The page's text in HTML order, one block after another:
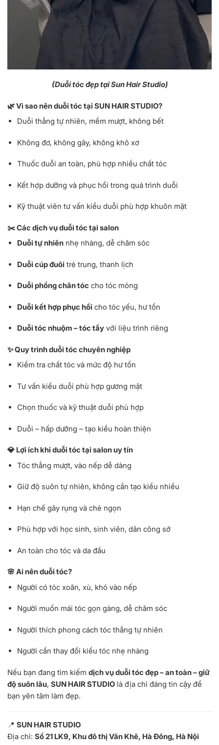
(Duỗi tóc đẹp tại Sun Hair Studio)
🌿 Vì sao nên duỗi tóc tại SUN HAIR STUDIO?
Duỗi thẳng tự nhiên, mềm mượt, không bết
Không đơ, không gãy, không khô xơ
Thuốc duỗi an toàn, phù hợp nhiều chất tóc
Kết hợp dưỡng và phục hồi trong quá trình duỗi
Kỹ thuật viên tư vấn kiểu duỗi phù hợp khuôn mặt
✂️ Các dịch vụ duỗi tóc tại salon
Duỗi tự nhiênnhẹ nhàng, dễ chăm sóc
Duỗi cúp đuôitrẻ trung, thanh lịch
Duỗi phồng chân tóc cho tóc mỏng
Duỗi kết hợp phục hồicho tóc yếu, hư tổn
Duỗi tóc nhuộm – tóc tẩyvới liệu trình riêng
✨ Quy trình duỗi tóc chuyên nghiệp
Kiểm tra chất tóc và mức độ hư tổn
Tư vấn kiểu duỗi phù hợp gương mặt
Chọn thuốc và kỹ thuật duỗi phù hợp
Duỗi – hấp dưỡng – tạo kiểu hoàn thiện
💎 Lợi ích khi duỗi tóc tại salon uy tín
Tóc thẳng mượt, vào nếp dễ dàng
Giữ độ suôn tự nhiên, không cần tạo kiểu nhiều
Hạn chế gãy rụng và chẻ ngọn
Phù hợp với học sinh, sinh viên, dân công sở
An toàn cho tóc và da đầu
🌸 Ai nên duỗi tóc?
Người có tóc xoăn, xù, khó vào nếp
Người muốn mái tóc gọn gàng, dễ chăm sóc
Người thích phong cách tóc thẳng tự nhiên
Người cần thay đổi kiểu tóc nhẹ nhàng
Nếu bạn đang tìm kiếm dịch vụ duỗi tóc đẹp – an toàn – giữ
độ suôn lâu, SUN HAIR STUDIO là địa chỉ đáng tin cậy để
bạn yên tâm làm đẹp.
📍 SUN HAIR STUDIO
Địa chỉ: Số 21 LK9, Khu đô thị Văn Khê, Hà Đông, Hà Nội